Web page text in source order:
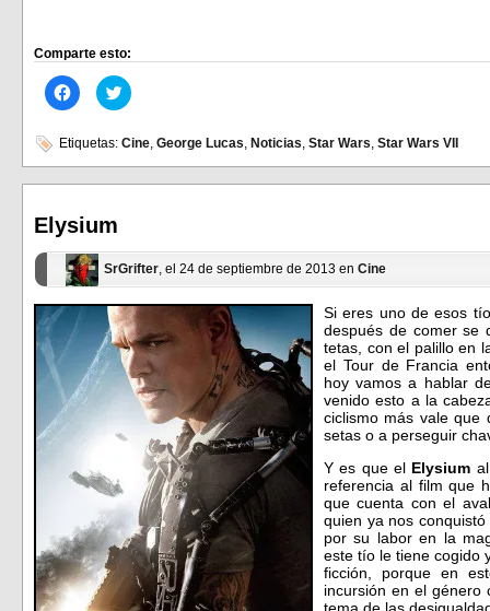
Comparte esto:
Haz
clic
en
Facebook
(Se
abre
ventana
nueva)
Haz
clic
en
Twitter
(Se
abre
Etiquetas: Cine, George Lucas, Noticias, Star Wars, Star Wars VII
Elysium
SrGrifter, el 24 de septiembre de 2013 en Cine
Si eres uno de esos
después de comer se
tetas, con el palillo en
el Tour de Francia
hoy vamos a hablar
venido esto a la
ciclismo más vale
setas o a perseguir
Y es que el Elysium
referencia al film que
que cuenta con el
quien ya nos
por su labor en la
este tío le tiene cogido
ficción, porque en
incursión en el género
tema de las